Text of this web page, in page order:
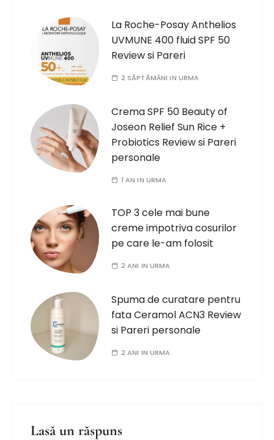
La Roche-Posay Anthelios
UVMUNE 400 fluid SPF 50
Review si Pareri
2 SĂPTĂMÂNI IN URMA
Crema SPF 50 Beauty of
Joseon Relief Sun Rice +
Probiotics Review si Pareri
personale
1 AN IN URMA
TOP 3 cele mai bune
creme impotriva cosurilor
pe care le-am folosit
2 ANI IN URMA
Spuma de curatare pentru
fata Ceramol ACN3 Review
si Pareri personale
2 ANI IN URMA
Lasă un răspuns